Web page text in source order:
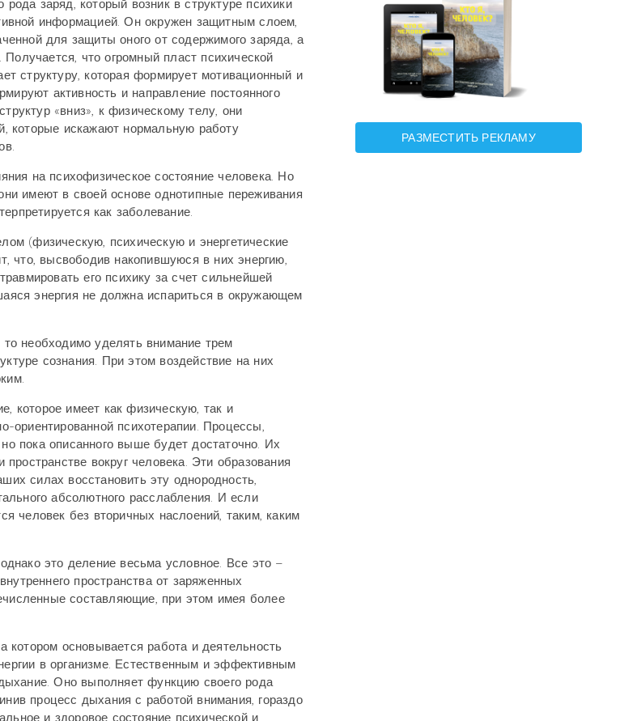
заряд, который возник в структуре психики
информацией. Он окружен защитным слоем,
для защиты оного от содержимого заряда, а
что огромный пласт психической
структуру, которая формирует мотивационный и
активность и направление постоянного
«вниз», к физическому телу, они
которые искажают нормальную работу
на психофизическое состояние человека. Но
имеют в своей основе однотипные переживания
как заболевание.
(физическую, психическую и энергетические
что, высвободив накопившуюся в них энергию,
его психику за счет сильнейшей
энергия не должна испариться в окружающем
необходимо уделять внимание трем
сознания. При этом воздействие на них
которое имеет как физическую, так и
ориентированной психотерапии. Процессы,
пока описанного выше будет достаточно. Их
вокруг человека. Эти образования
силах восстановить эту однородность,
абсолютного расслабления. И если
человек без вторичных наслоений, таким, каким
это деление весьма условное. Все это –
пространства от заряженных
составляющие, при этом имея более
котором основывается работа и деятельность
в организме. Естественным и эффективным
Оно выполняет функцию своего рода
процесс дыхания с работой внимания, гораздо
и здоровое состояние психической и
РАЗМЕСТИТЬ РЕКЛАМУ